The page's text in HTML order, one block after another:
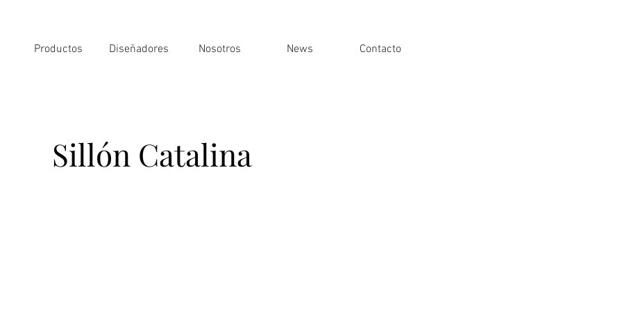
Productos Diseñadores Nosotros News Contacto
Sillón Catalina